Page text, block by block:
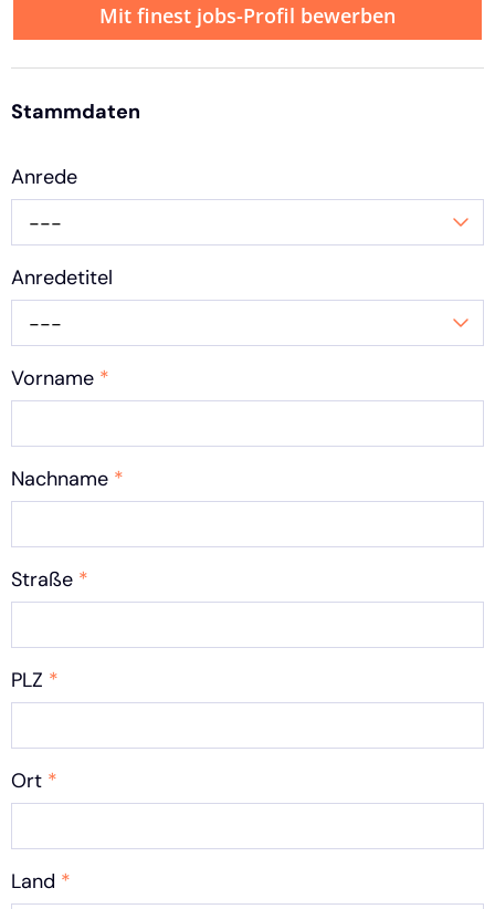
Mit finest jobs-Profil bewerben
Stammdaten
Anrede
---
Anredetitel
---
Vorname *
Nachname *
Straße *
PLZ *
Ort *
Land *